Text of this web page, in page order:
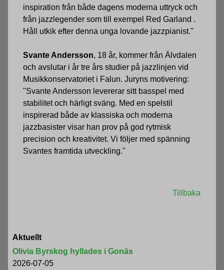
inspiration från både dagens moderna uttryck och
från jazzlegender som till exempel Red Garland .
Håll utkik efter denna unga lovande jazzpianist."
Svante Andersson, 18 år, kommer från Älvdalen
och avslutar i år tre års studier på jazzlinjen vid
Musikkonservatoriet i Falun. Juryns motivering:
"Svante Andersson levererar sitt basspel med
stabilitet och härligt sväng. Med en spelstil
inspirerad både av klassiska och moderna
jazzbasister visar han prov på god rytmisk
precision och kreativitet. Vi följer med spänning
Svantes framtida utveckling."
Tillbaka
Aktuellt
Olivia Byrskog hyllades i Gonäs
2026-07-05